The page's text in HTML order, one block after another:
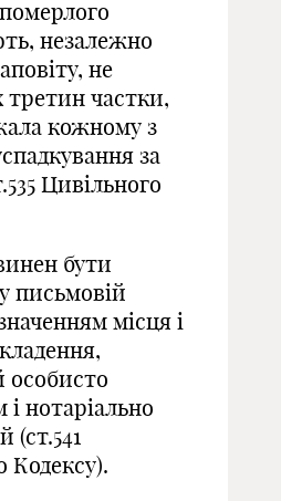
незалежно
не
частки,
кожному з
за
Цивільного
бути
письмовій
місця і
особисто
і нотаріально
(ст.541
Кодексу).